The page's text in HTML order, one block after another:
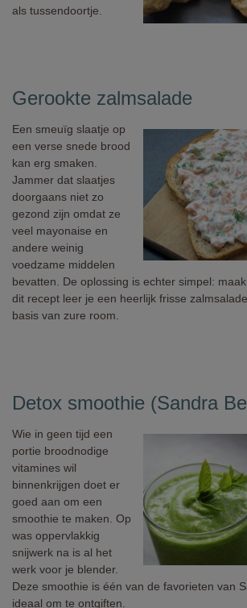
als tussendoortje.
Gerookte zalmsalade
Een smeuïg slaatje op
een verse snede brood
kan erg smaken.
Jammer dat slaatjes
doorgaans niet zo
gezond zijn omdat ze
veel mayonaise en
andere weinig
voedzame middelen
bevatten. De oplossing is echter simpel:
dit recept leer je een heerlijk frisse
basis van zure room.
Detox smoothie (Sandra
Wie in geen tijd een
portie broodnodige
vitamines wil
binnenkrijgen doet er
goed aan om een
smoothie te maken. Op
was oppervlakkig
snijwerk na is al het
werk voor je blender.
Deze smoothie is één van de favorieten van
ideaal om te ontgiften.